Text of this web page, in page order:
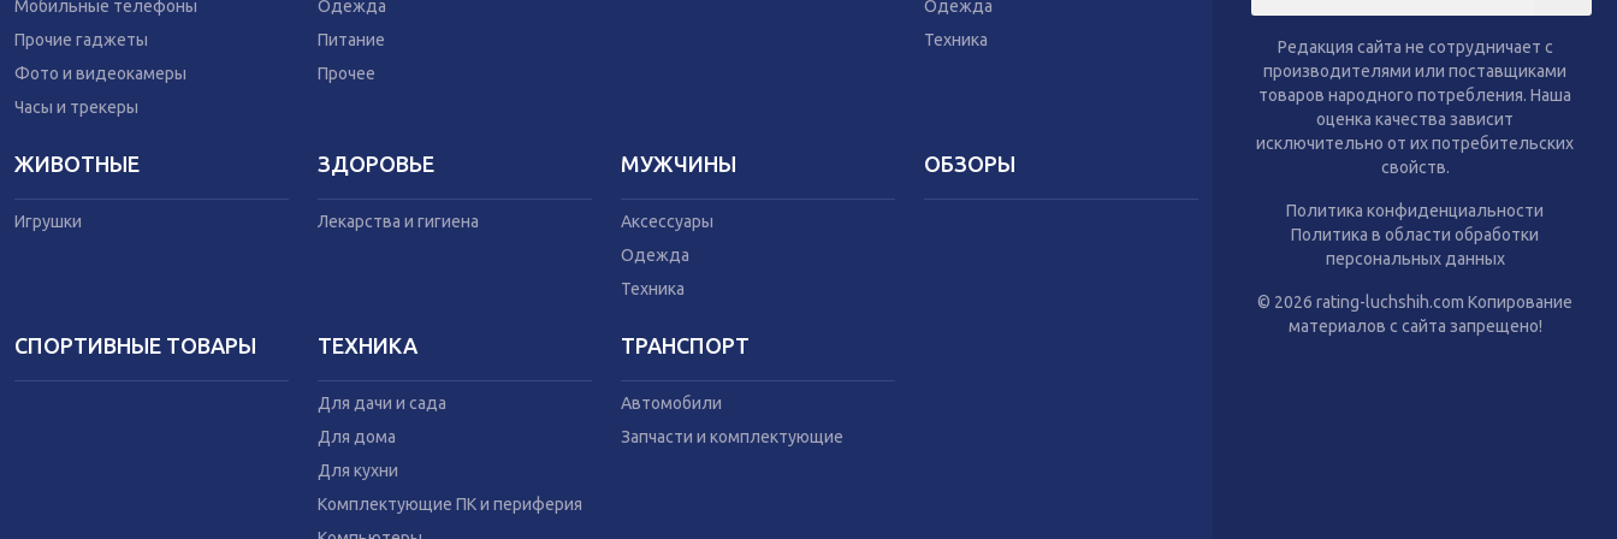
Питание
Коляски
Бытовая химия
Влажный корм для собак
Аксессуары
Мобильные телефоны
Прочие гаджеты
Фото и видеокамеры
Часы и трекеры
Одежда
Питание
Прочее
Одежда
Техника
ЖИВОТНЫЕ
Игрушки
ЗДОРОВЬЕ
Лекарства и гигиена
МУЖЧИНЫ
Аксессуары
Одежда
Техника
ОБЗОРЫ
СПОРТИВНЫЕ ТОВАРЫ ТЕХНИКА
Для дачи и сада
Для дома
Для кухни
Комплектующие ПК и периферия
ТРАНСПОРТ
Автомобили
Запчасти и комплектующие
Редакция сайта не сотрудничает с
производителями или поставщиками
товаров народного потребления. Наша
оценка качества зависит
исключительно от их потребительских
свойств.
Политика конфиденциальности
Политика в области обработки
персональных данных
© 2026 rating-luchshih.com Копирование
материалов с сайта запрещено!